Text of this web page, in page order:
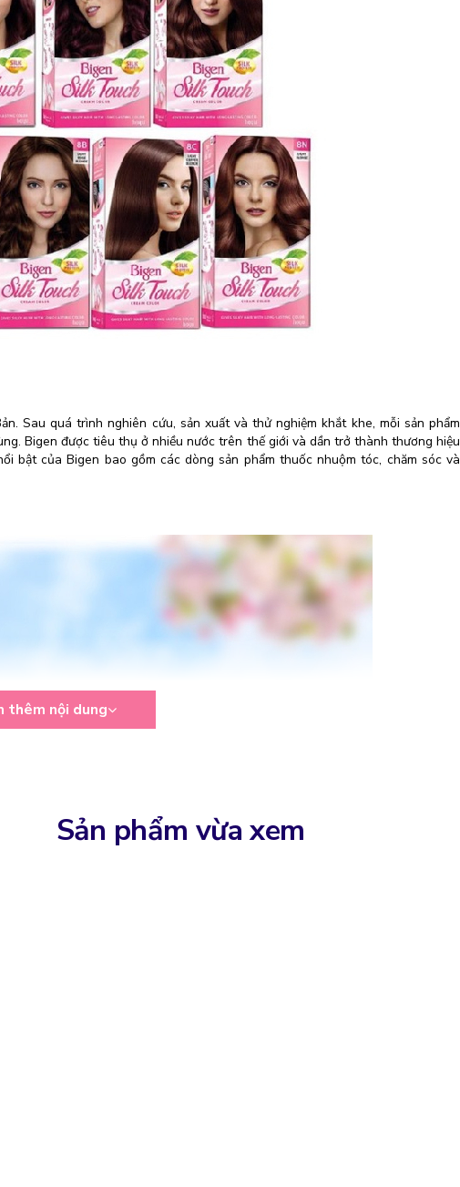
Sau quá trình nghiên cứu, sản xuất và thử nghiệm khắt khe, mỗi sản phẩm
Bigen được tiêu thụ ở nhiều nước trên thế giới và dần trở thành thương hiệu
bật của Bigen bao gồm các dòng sản phẩm thuốc nhuộm tóc, chăm sóc và
thêm nội dung
Sản phẩm vừa xem